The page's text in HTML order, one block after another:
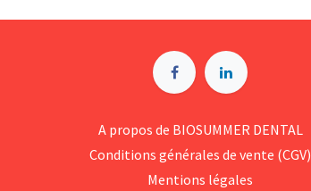
A p​ropos de BIOSUMMER DENTAL
Conditions générales d​e vente (CGV)
Mentions légales